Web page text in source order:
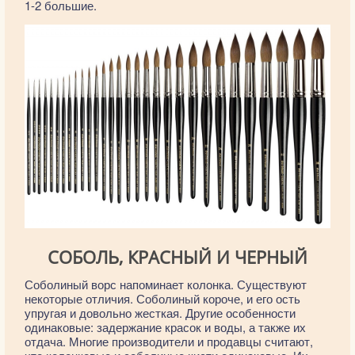
1-2 большие.
СОБОЛЬ, КРАСНЫЙ И ЧЕРНЫЙ
Соболиный ворс напоминает колонка. Существуют
некоторые отличия. Соболиный короче, и его ость
упругая и довольно жесткая. Другие особенности
одинаковые: задержание красок и воды, а также их
отдача. Многие производители и продавцы считают,